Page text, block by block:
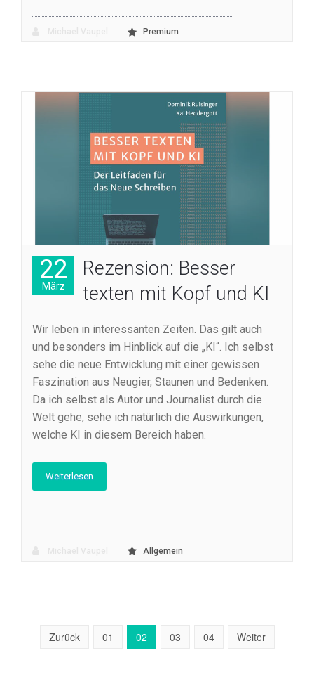
Premium
22
März
Rezension: Besser
texten mit Kopf und KI
Wir leben in interessanten Zeiten. Das gilt auch
und besonders im Hinblick auf die „KI“. Ich selbst
sehe die neue Entwicklung mit einer gewissen
Faszination aus Neugier, Staunen und Bedenken.
Da ich selbst als Autor und Journalist durch die
Welt gehe, sehe ich natürlich die Auswirkungen,
welche KI in diesem Bereich haben.
Weiterlesen
Allgemein
Zurück 01 02 03 04 Weiter